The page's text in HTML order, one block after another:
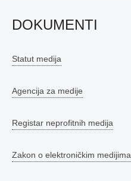
DOKUMENTI
Statut medija
Agencija za medije
Registar neprofitnih medija
Zakon o elektroničkim medijima